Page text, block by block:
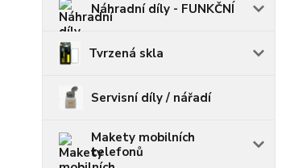
Náhradní díly - FUNKČNÍ
Tvrzená skla
Servisní díly / nářadí
Makety mobilních
telefonů